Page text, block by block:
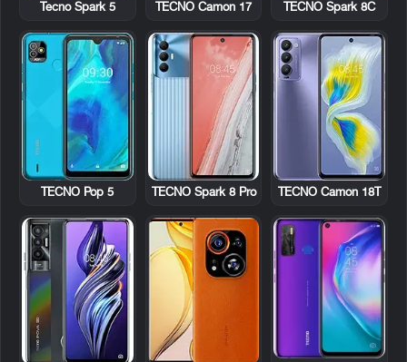
TECNO Spark 8C
TECNO Camon 17
Tecno Spark 5
TECNO Camon 18T
TECNO Spark 8 Pro
TECNO Pop 5